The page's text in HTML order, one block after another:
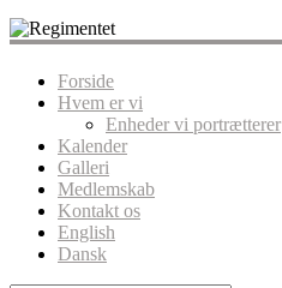
Forside
Hvem er vi
Enheder vi portrætterer
Kalender
Galleri
Medlemskab
Kontakt os
English
Dansk